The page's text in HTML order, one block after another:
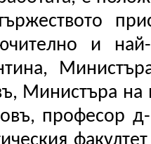
и
Министъра на
професор